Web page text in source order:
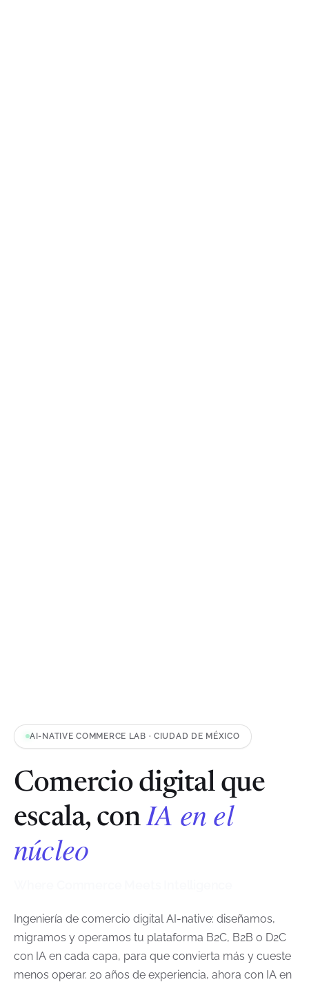
AI-NATIVE COMMERCE LAB · CIUDAD DE MÉXICO
Comercio digital que
escala, conIA en el
núcleo
Ingeniería de comercio digital AI-native: diseñamos,
migramos y operamos tu plataforma B2C, B2B o D2C
con IA en cada capa, para que convierta más y cueste
menos operar. 20 años de experiencia, ahora con IA en